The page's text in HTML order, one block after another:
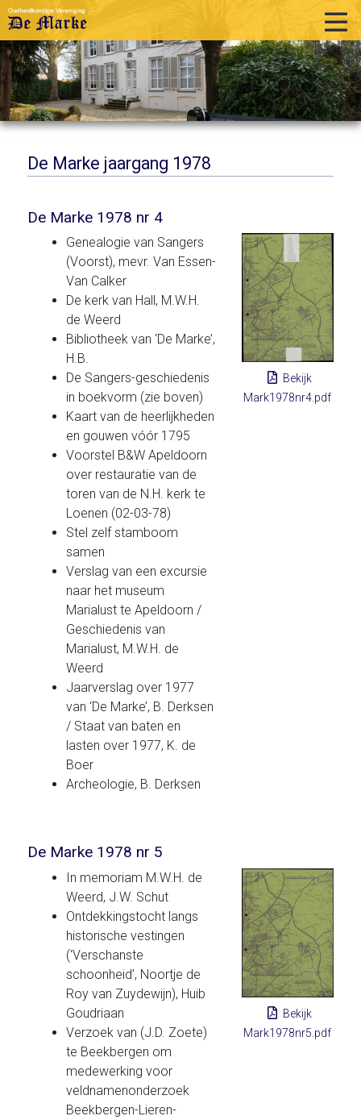
home
historie
activiteiten
contact
De Marke jaargang 1978
De Marke 1978 nr 4
Bekijk
Mark1978nr4.pdf
Genealogie van Sangers
(Voorst), mevr. Van Essen-
Van Calker
De kerk van Hall, M.W.H.
de Weerd
Bibliotheek van ‘De Marke’,
H.B.
De Sangers-geschiedenis
in boekvorm (zie boven)
Kaart van de heerlijkheden
en gouwen vóór 1795
Voorstel B&W Apeldoorn
over restauratie van de
toren van de N.H. kerk te
Loenen (02-03-78)
Stel zelf stamboom
samen
Verslag van een excursie
naar het museum
Marialust te Apeldoorn /
Geschiedenis van
Marialust, M.W.H. de
Weerd
Jaarverslag over 1977
van ‘De Marke’, B. Derksen
/ Staat van baten en
lasten over 1977, K. de
Boer
Archeologie, B. Derksen
De Marke 1978 nr 5
Bekijk
Mark1978nr5.pdf
In memoriam M.W.H. de
Weerd, J.W. Schut
Ontdekkingstocht langs
historische vestingen
(‘Verschanste
schoonheid’, Noortje de
Roy van Zuydewijn), Huib
Goudriaan
Verzoek van (J.D. Zoete)
te Beekbergen om
medewerking voor
veldnamenonderzoek
Beekbergen-Lieren-